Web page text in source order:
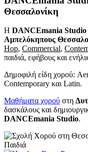
Θεσσαλονίκη
Η DANCEmania Studio
Αμπελόκηπους
Hop, Commercial,
παιδιά, εφήβους και
Δημοφιλή είδη χορού:
Contemporary και Latin.
Μαθήματα χορού στη
δασκάλους και
DANCEmania Studio.